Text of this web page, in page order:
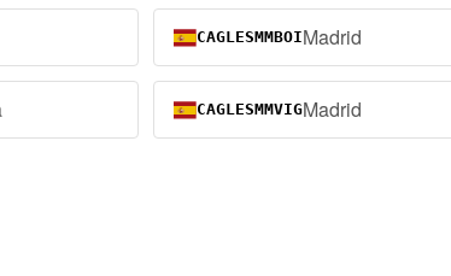
CAGLESMMBOIMadrid
CAGLESMMVIGMadrid